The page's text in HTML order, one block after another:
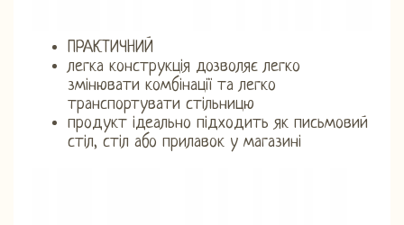
ПРАКТИЧНИЙ
легка конструкція дозволяє легко
змінювати комбінації та легко
транспортувати стільницю
продукт ідеально підходить як письмовий
стіл, стіл або прилавок у магазині